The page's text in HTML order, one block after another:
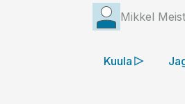
Mikkel
Kuula